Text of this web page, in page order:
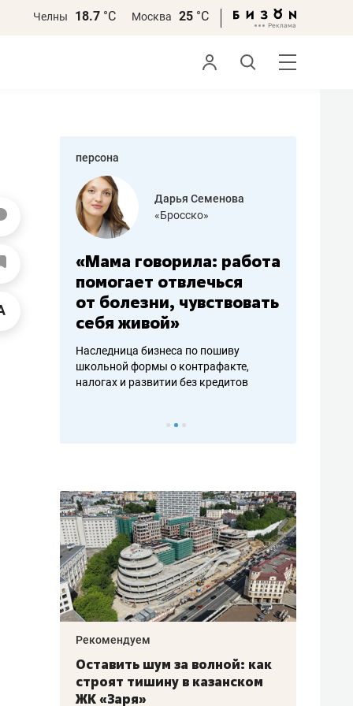
Челны 18.7 °С Москва 25 °С
персона
мастеров
Дарья Семенова
«Бросско»
«Мама говорила: работа
помогает отвлечься
от болезни, чувствовать
себя живой»
Наследница бизнеса по пошиву
школьной формы о контрафакте,
налогах и развитии без кредитов
Рекомендуем
Оставить шум за волной: как
строят тишину в казанском
ЖК «Заря»